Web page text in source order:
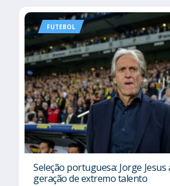
FUTEBOL
Seleção portuguesa: Jorge Jesus
geração de extremo talento